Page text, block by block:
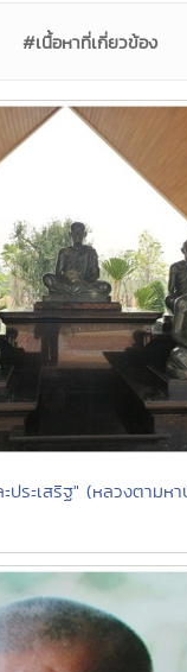
#เนื้อหาที่เกี่ยวข้อง
ประเสริฐ" (หลวงตาม